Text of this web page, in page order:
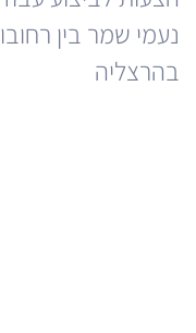
נעמי שמר בין
בהרצליה